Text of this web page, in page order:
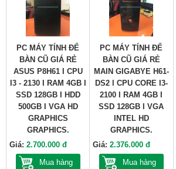
PC MÁY TÍNH ĐỂ
BÀN CŨ GIÁ RẺ
ASUS P8H61 I CPU
I3 - 2130 I RAM 4GB I
SSD 128GB I HDD
500GB I VGA HD
GRAPHICS
GRAPHICS.
Giá: 2.700.000 đ
Mua hàng
PC MÁY TÍNH ĐỂ
BÀN CŨ GIÁ RẺ
MAIN GIGABYE H61-
DS2 l CPU CORE I3-
2100 I RAM 4GB I
SSD 128GB I VGA
INTEL HD
GRAPHICS.
Giá:2.376.000 đ
Mua hàng